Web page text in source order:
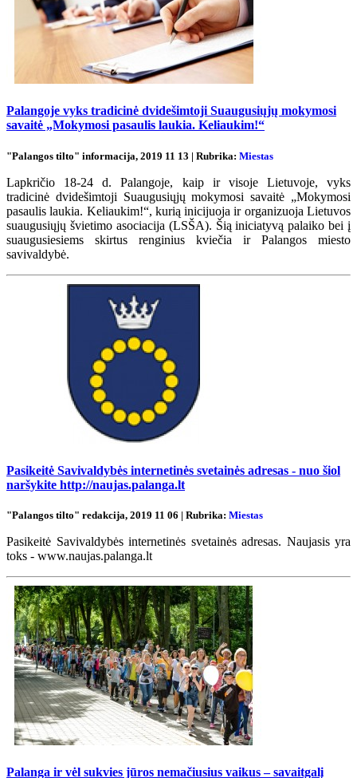
Palangoje vyks tradicinė dvidešimtoji Suaugusiųjų mokymosi
savaitė „Mokymosi pasaulis laukia. Keliaukim!“
"Palangos tilto" informacija, 2019 11 13 | Rubrika: Miestas
Lapkričio 18-24 d. Palangoje, kaip ir visoje Lietuvoje, vyks
tradicinė dvidešimtoji Suaugusiųjų mokymosi savaitė „Mokymosi
pasaulis laukia. Keliaukim!“, kurią inicijuoja ir organizuoja Lietuvos
suaugusiųjų švietimo asociacija (LSŠA). Šią iniciatyvą palaiko bei į
suaugusiesiems skirtus renginius kviečia ir Palangos miesto
savivaldybė.
Pasikeitė Savivaldybės internetinės svetainės adresas - nuo šiol
naršykite http://naujas.palanga.lt
"Palangos tilto" redakcija, 2019 11 06 | Rubrika: Miestas
Pasikeitė Savivaldybės internetinės svetainės adresas. Naujasis yra
toks - www.naujas.palanga.lt
Palanga ir vėl sukvies jūros nemačiusius vaikus – savaitgalį